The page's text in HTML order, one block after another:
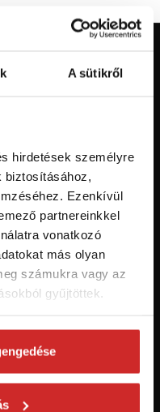
A sütikről
hirdetések személyre
Ezenkívül
partnereinkkel
vonatkozó
más olyan
számukra vagy az
gyűjtöttek.
és
aktuális
Feliratkozás
üzleti
felüli személyek számára